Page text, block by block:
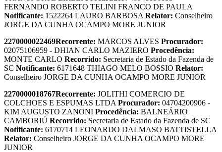
FERNANDO ROBERTO TELINI FRANCO DE PAULA
Notificante: 1522264 LAURO BARBOSA Relator: Conselheiro
JORGE DA CUNHA OCAMPO MORE JUNIOR
2270000022469Recorrente: MARCOS ALVES Procurador:
02075106959 - DHIAN CARLO MAZIERO Procedência:
MONTE CARLO Recorrido: Secretaria de Estado da Fazenda de
SC Notificante: 6171648 THIAGO MELO BOSSIO Relator:
Conselheiro JORGE DA CUNHA OCAMPO MORE JUNIOR
2270000018767Recorrente: JOLITHI COMERCIO DE
COLCHOES E ESPUMAS LTDA Procurador: 04704200906 -
KIM AUGUSTO ZANONI Procedência: BALNEÁRIO
CAMBORIÚ Recorrido: Secretaria de Estado da Fazenda de SC
Notificante: 6170714 LEONARDO DALMASO BATTISTELLA
Relator: Conselheiro JORGE DA CUNHA OCAMPO MORE
JUNIOR